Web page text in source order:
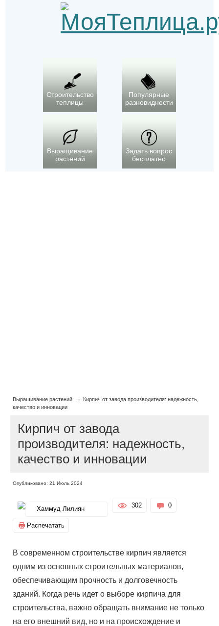
Строительство
теплицы
Популярные
разновидности
Выращивание
растений
Задать вопрос
бесплатно
Выращивание растений →
Кирпич от завода производителя: надежность,
качество и инновации
Кирпич от завода
производителя: надежность,
качество и инновации
Опубликовано: 21 Июль 2024
Хаммуд Лилиян 302 0
Распечатать
В современном строительстве кирпич является
одним из основных строительных материалов,
обеспечивающим прочность и долговечность
зданий. Когда речь идет о выборе кирпича для
строительства, важно обращать внимание не только
на его внешний вид, но и на происхождение и